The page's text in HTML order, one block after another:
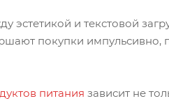
эстетикой и текстовой
покупки импульсивно,
питания зависит не